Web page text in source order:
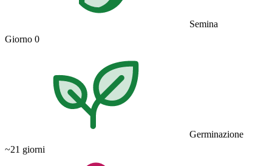
Semina
Giorno 0
Germinazione
~21 giorni